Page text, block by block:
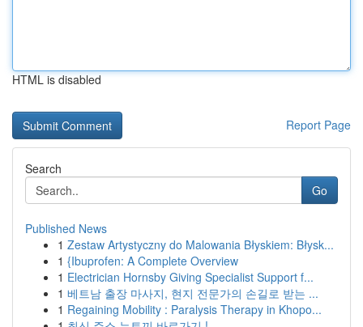
HTML is disabled
Report Page
Search
Go
Published News
1 Zestaw Artystyczny do Malowania Błyskiem: Błysk...
1 {Ibuprofen: A Complete Overview
1 Electrician Hornsby Giving Specialist Support f...
1 베트남 출장 마사지, 현지 전문가의 손길로 받는 ...
1 Regaining Mobility : Paralysis Therapy in Khopo...